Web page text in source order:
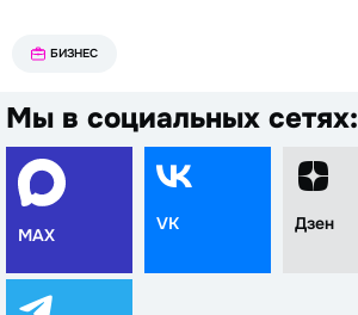
БИЗНЕС
Мы в социальных сетях:
MAX
VK Дзен